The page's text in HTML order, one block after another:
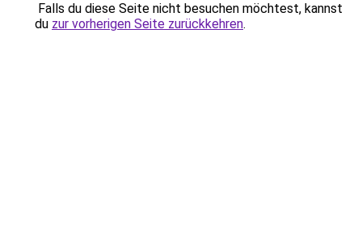
Falls du diese Seite nicht besuchen möchtest, kannst
du zur vorherigen Seite zurückkehren.